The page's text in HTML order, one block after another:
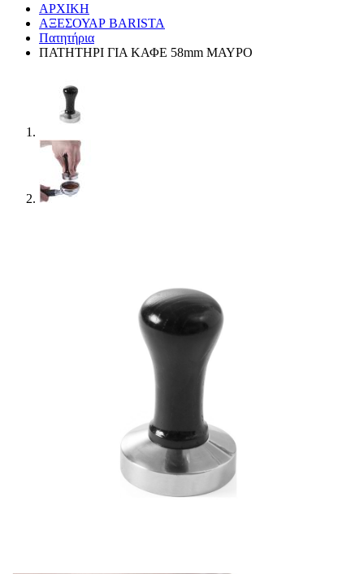
ΑΡΧΙΚΗ
ΑΞΕΣΟΥΑΡ BARISTA
Πατητήρια
ΠΑΤΗΤΗΡΙ ΓΙΑ ΚΑΦΕ 58mm ΜΑΥΡΟ